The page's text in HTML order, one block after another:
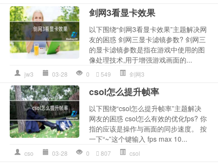
剑网3看显卡效果
以下围绕“剑网3看显卡效果”主题解决网
友的困惑 剑网三显卡滤镜参数? 剑网三
的显卡滤镜参数是指在游戏中使用的图
像处理技术,用于增强游戏画面的...
jw3 03-28 0 549 剑网3
csol怎么提升帧率
以下围绕“csol怎么提升帧率”主题解决
网友的困惑 csol怎么有效的优化fps? 你
指的应该是操作与画面的同步速度。 按
一下“~”这个键输入 fps max 10...
cso 03-28 0 807 csol